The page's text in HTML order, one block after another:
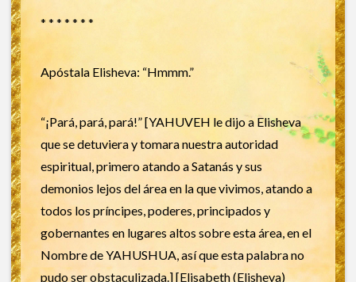
* * * * * * *
Apóstala Elisheva: “Hmmm.”
“¡Pará, pará, pará!” [YAHUVEH le dijo a Elisheva
que se detuviera y tomara nuestra autoridad
espiritual, primero atando a Satanás y sus
demonios lejos del área en la que vivimos, atando a
todos los príncipes, poderes, principados y
gobernantes en lugares altos sobre esta área, en el
Nombre de YAHUSHUA, así que esta palabra no
pudo ser obstaculizada.] [Elisabeth (Elisheva)